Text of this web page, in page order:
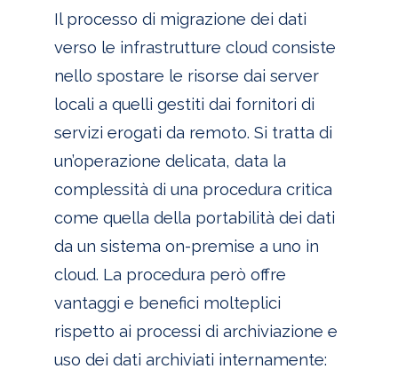
Il processo di migrazione dei dati
verso le infrastrutture cloud consiste
nello spostare le risorse dai server
locali a quelli gestiti dai fornitori di
servizi erogati da remoto. Si tratta di
un’operazione delicata, data la
complessità di una procedura critica
come quella della portabilità dei dati
da un sistema on-premise a uno in
cloud. La procedura però offre
vantaggi e benefici molteplici
rispetto ai processi di archiviazione e
uso dei dati archiviati internamente: